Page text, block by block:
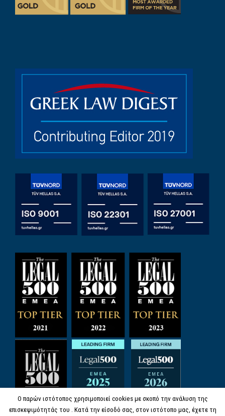
Ο παρών ιστότοπος χρησιμοποιεί cookies με σκοπό την ανάλυση της
επισκεψιμότητάς του . Κατά την είσοδό σας, στον ιστότοπο μας, έχετε τη